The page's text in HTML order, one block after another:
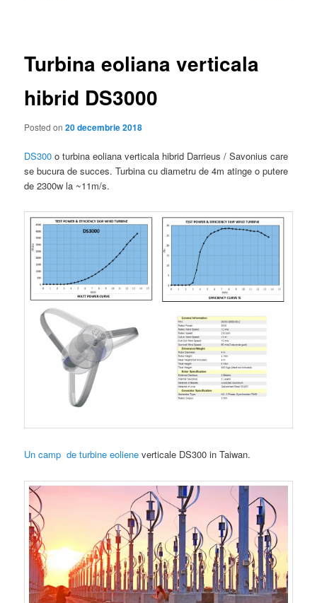
Turbina eoliana verticala
hibrid DS3000
Posted on20 decembrie 2018
DS300 o turbina eoliana verticala hibrid Darrieus / Savonius care
se bucura de succes. Turbina cu diametru de 4m atinge o putere
de 2300w la ~11m/s.
Un camp de turbine eoliene verticale DS300 in Taiwan.